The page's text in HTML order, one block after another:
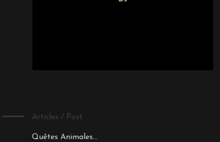
Articles / Post
Quêtes Animales…